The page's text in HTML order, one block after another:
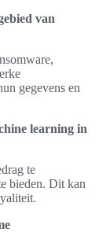
van
gegevens en
learning in
te
bieden. Dit kan